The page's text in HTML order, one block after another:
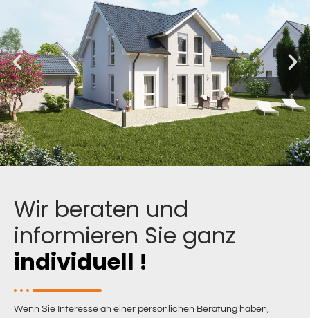
Wir beraten und
informieren Sie ganz
individuell !
Wenn Sie Interesse an einer persönlichen Beratung haben,